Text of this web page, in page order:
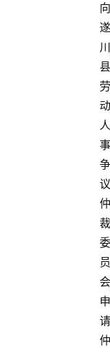
向
遂
川
县
劳
动
人
事
争
议
仲
裁
委
员
会
申
请
仲